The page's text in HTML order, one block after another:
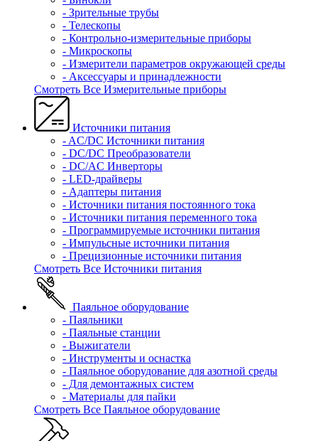
- Зрительные трубы
- Телескопы
- Контрольно-измерительные приборы
- Микроскопы
- Измерители параметров окружающей среды
- Аксессуары и принадлежности
Смотреть Все Измерительные приборы
Источники питания
- AC/DC Источники питания
- DC/DC Преобразователи
- DC/AC Инверторы
- LED-драйверы
- Адаптеры питания
- Источники питания постоянного тока
- Источники питания переменного тока
- Программируемые источники питания
- Импульсные источники питания
- Прецизионные источники питания
Смотреть Все Источники питания
Паяльное оборудование
- Паяльники
- Паяльные станции
- Выжигатели
- Инструменты и оснастка
- Паяльное оборудование для азотной среды
- Для демонтажных систем
- Материалы для пайки
Смотреть Все Паяльное оборудование